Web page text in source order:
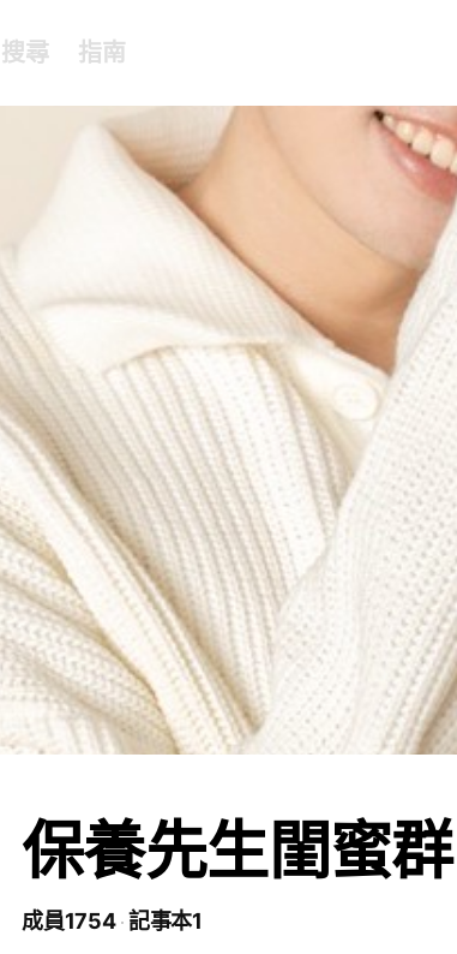
搜尋 指南
保養先生閨蜜群
成員1754 記事本1